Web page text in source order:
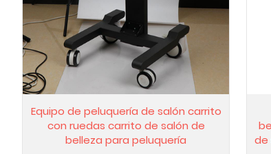
Equipo de peluquería de salón carrito
con ruedas carrito de salón de
belleza para peluquería
de